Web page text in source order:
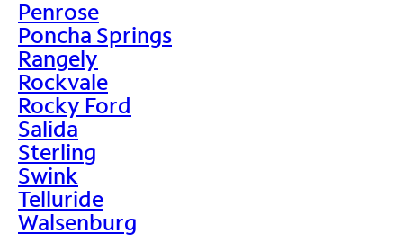
Penrose
Poncha Springs
Rangely
Rockvale
Rocky Ford
Salida
Sterling
Swink
Telluride
Walsenburg